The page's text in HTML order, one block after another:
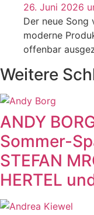
26. Juni 2026
Der neue
moderne
offenbar
Weitere
ANDY
Sommer-
STEFAN
HERTEL